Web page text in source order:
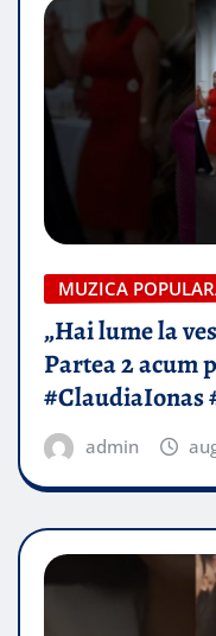
MUZICA
„Hai lume la
Partea 2 acum
#ClaudiaIonas
admin